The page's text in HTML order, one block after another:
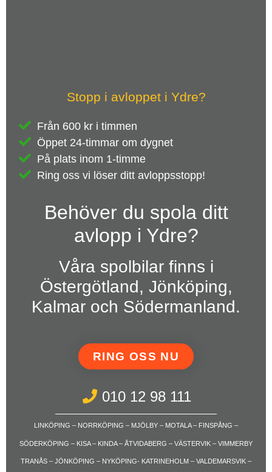
Stopp i avloppet i Ydre?
Från 600 kr i timmen
Öppet 24-timmar om dygnet
På plats inom 1-timme
Ring oss vi löser ditt avloppsstopp!
Behöver du spola ditt
avlopp i Ydre?
Våra spolbilar finns i
Östergötland, Jönköping,
Kalmar och Södermanland.
RING OSS NU
010 12 98 111
LINKÖPING – NORRKÖPING – MJÖLBY – MOTALA – FINSPÅNG –
SÖDERKÖPING – KISA – KINDA – ÅTVIDABERG – VÄSTERVIK – VIMMERBY
TRANÅS – JÖNKÖPING – NYKÖPING- KATRINEHOLM – VALDEMARSVIK –